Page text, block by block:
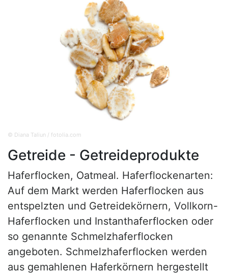
© Diana Taliun / fotolia.com
Getreide - Getreideprodukte
Haferflocken, Oatmeal. Haferflockenarten:
Auf dem Markt werden Haferflocken aus
entspelzten und Getreidekörnern, Vollkorn-
Haferflocken und Instanthaferflocken oder
so genannte Schmelzhaferflocken
angeboten. Schmelzhaferflocken werden
aus gemahlenen Haferkörnern hergestellt